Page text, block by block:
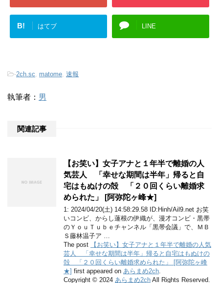
B! はてブ LINE
-2ch.sc matome 速報
執筆者： 男
関連記事
【お笑い】女子アナと１年半で離婚の人
気芸人 「幸せな期間は半年」帰ると自
宅はもぬけの殻 「２０回くらい離婚求
められた」 [阿弥陀ヶ峰★]
1: 2024/04/20(土) 14:58:29.58 ID:Hinh/Ail9.net お笑
いコンビ、からし蓮根の伊織が、漫才コンビ・黒帯
のＹｏｕＴｕｂｅチャンネル「黒帯会議」で、ＭＢ
Ｓ藤林温子ア …
The post
【お笑い】女子アナと１年半で離婚の人気
芸人 「幸せな期間は半年」帰ると自宅はもぬけの
殻 「２０回くらい離婚求められた」 [阿弥陀ヶ峰
★] first appeared on あらまめ2ch
Copyright © 2024 あらまめ2ch All Rights Reserved.